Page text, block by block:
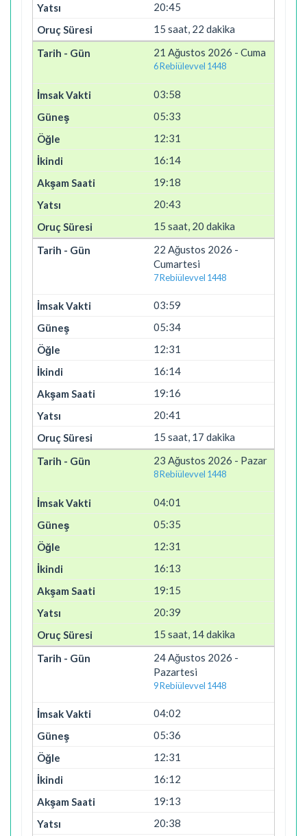
20:45
15 saat, 22 dakika
21 Ağustos 2026 - Cuma
6 Rebiülevvel 1448
03:58
05:33
12:31
16:14
19:18
20:43
15 saat, 20 dakika
22 Ağustos 2026 -
Cumartesi
7 Rebiülevvel 1448
03:59
05:34
12:31
16:14
19:16
20:41
15 saat, 17 dakika
23 Ağustos 2026 - Pazar
8 Rebiülevvel 1448
04:01
05:35
12:31
16:13
19:15
20:39
15 saat, 14 dakika
24 Ağustos 2026 -
Pazartesi
9 Rebiülevvel 1448
04:02
05:36
12:31
16:12
19:13
20:38